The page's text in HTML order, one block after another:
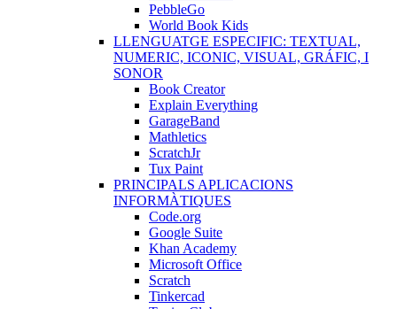
PebbleGo
World Book Kids
LLENGUATGE ESPECIFIC: TEXTUAL,
NUMERIC, ICONIC, VISUAL, GRÁFIC, I
SONOR
Book Creator
Explain Everything
GarageBand
Mathletics
ScratchJr
Tux Paint
PRINCIPALS APLICACIONS
INFORMÀTIQUES
Code.org
Google Suite
Khan Academy
Microsoft Office
Scratch
Tinkercad